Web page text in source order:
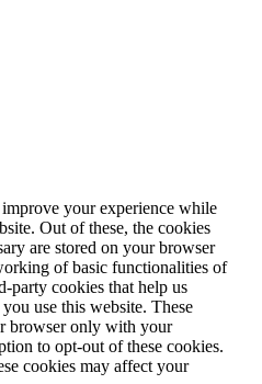
your experience while
Out of these, the cookies
are stored on your browser
of basic functionalities of
party cookies that help us
use this website. These
browser only with your
to opt-out of these cookies.
cookies may affect your